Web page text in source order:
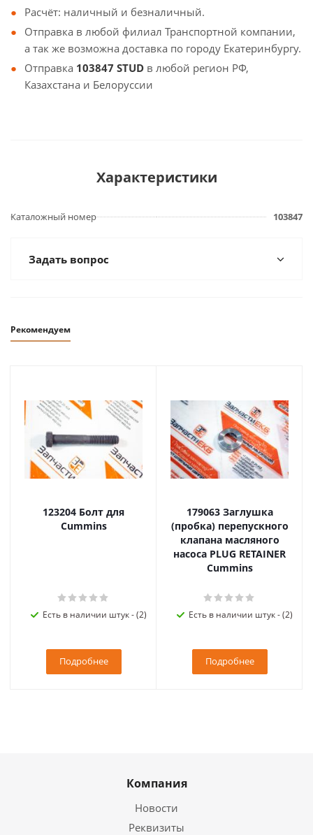
Расчёт: наличный и безналичный.
Отправка в любой филиал Транспортной компании,
а так же возможна доставка по городу Екатеринбургу.
Отправка 103847 STUD в любой регион РФ,
Казахстана и Белоруссии
Характеристики
Каталожный номер 103847
Задать вопрос
Рекомендуем
123204 Болт для
Cummins
Есть в наличии штук - (2)
Подробнее
179063 Заглушка
(пробка) перепускного
клапана масляного
насоса PLUG RETAINER
Cummins
Есть в наличии штук - (2)
Подробнее
Компания
Новости
Реквизиты